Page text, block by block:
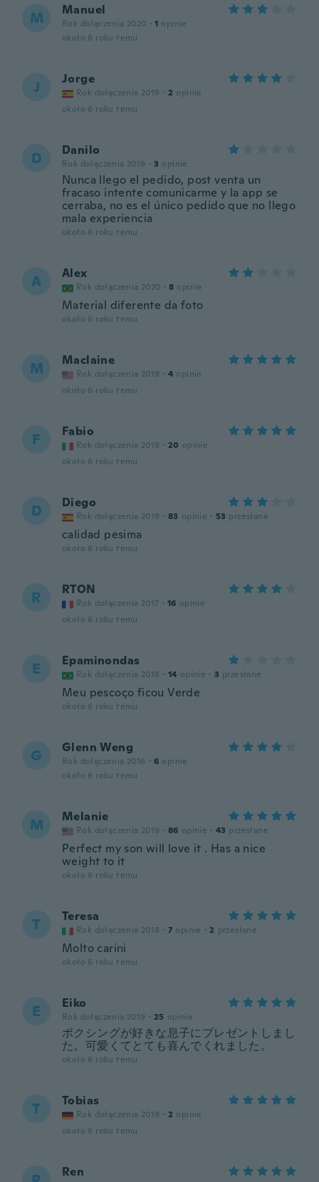
M Manuel
Rok dołączenia 2020 · 1 opinie
około 6 roku temu
J Jorge
Rok dołączenia 2019 · 2 opinie
około 6 roku temu
D Danilo
Rok dołączenia 2019 · 3 opinie
Nunca llego el pedido, post venta un
fracaso intente comunicarme y la app se
cerraba, no es el único pedido que no llego
mala experiencia
około 6 roku temu
A Alex
Rok dołączenia 2020 · 8 opinie
Material diferente da foto
około 6 roku temu
M Maclaine
Rok dołączenia 2019 · 4 opinie
około 6 roku temu
F Fabio
Rok dołączenia 2019 · 20 opinie
około 6 roku temu
D Diego
Rok dołączenia 2019 · 83 opinie · 53 przesłane
calidad pesima
około 6 roku temu
R RTON
Rok dołączenia 2017 · 16 opinie
około 6 roku temu
E Epaminondas
Rok dołączenia 2018 · 14 opinie · 3 przesłane
Meu pescoço ficou Verde
około 6 roku temu
G Glenn Weng
Rok dołączenia 2016 · 6 opinie
około 6 roku temu
M Melanie
Rok dołączenia 2019 · 86 opinie · 43 przesłane
Perfect my son will love it . Has a nice
weight to it
około 6 roku temu
T Teresa
Rok dołączenia 2018 · 7 opinie · 2 przesłane
Molto carini
około 6 roku temu
E Eiko
Rok dołączenia 2019 · 25 opinie
ボクシングが好きな息子にプレゼントしまし
た。可愛くてとても喜んでくれました。
około 6 roku temu
T Tobias
Rok dołączenia 2019 · 2 opinie
około 6 roku temu
Ren